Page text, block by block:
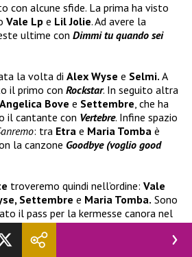
con alcune sfide. La prima ha visto
Vale Lp e Lil Jolie. Ad avere la
ultime con Dimmi tu quando sei
la volta di Alex Wyse e Selmi. A
il primo con Rockstar. In seguito altra
Angelica Bove e Settembre, che ha
il cantante con Vertebre. Infine spazio
: tra Etra e Maria Tomba è
la canzone Goodbye (voglio good
troveremo quindi nell’ordine: Vale
Settembre e Maria Tomba. Sono
il pass per la kermesse canora nel